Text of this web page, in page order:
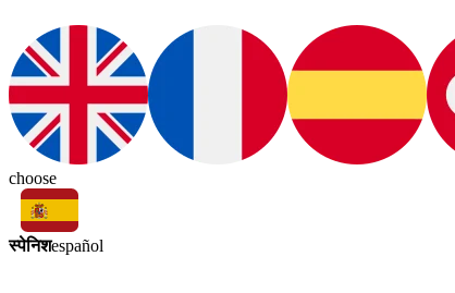
choose
स्पेनिशespañol